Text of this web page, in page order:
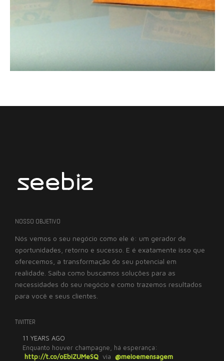
NOSSO OBJETIVO
Nós vemos o seu negócio como ele é: um gerador de
oportunidades, retorno e sucesso. E é exatamente isso que
oferecemos, a transformação do seu potencial em
realidade. Saiba como buscamos soluções para as
necessidades do seu negócio e como trazemos resultados
para você e seus clientes.
TWITTER
11 YEARS AGO
Enquanto houver champagne, há esperança:
http://t.co/oEbiZUMeSQ via @meioemensagem